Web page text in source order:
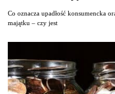
Co oznacza upadłość konsumencka
majątku – czy jest